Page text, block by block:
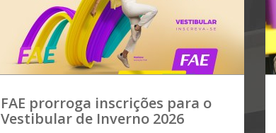
FAE prorroga inscrições para o
Vestibular de Inverno 2026